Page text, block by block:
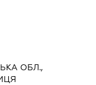
ОБЛ.,